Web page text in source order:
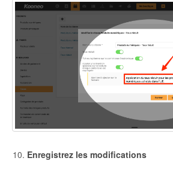
Enregistrez les modifications